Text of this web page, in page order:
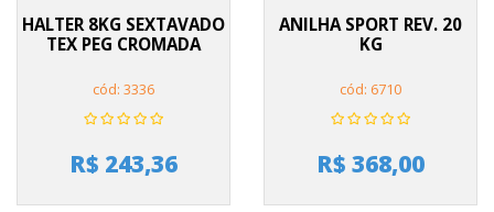
HALTER 8KG SEXTAVADO
TEX PEG CROMADA
cód: 3336
R$ 243,36
ANILHA SPORT REV. 20
KG
cód: 6710
R$ 368,00